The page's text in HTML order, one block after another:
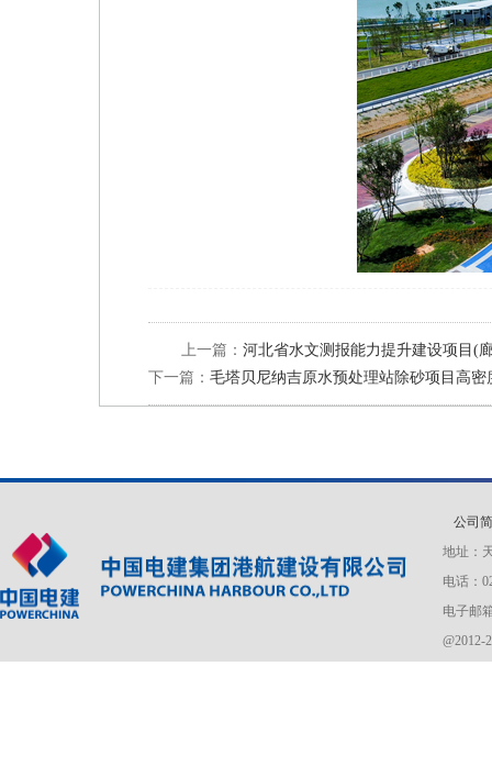
上一篇： 河北省水文测报能力提升建设项目(
下一篇： 毛塔贝尼纳吉原水预处理站除砂项目高
公司
地址：
电话：
电子邮
@2012-